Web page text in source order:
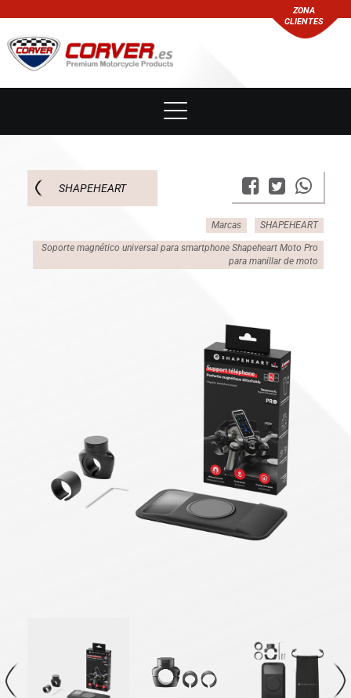
ZONA
CLIENTES
SHAPEHEART
Marcas SHAPEHEART
Soporte magnético universal para smartphone Shapeheart Moto Pro
para manillar de moto